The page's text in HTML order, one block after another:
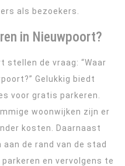
als bezoekers.
in Nieuwpoort?
stellen de vraag: “Waar
Gelukkig biedt
voor gratis parkeren.
woonwijken zijn er
kosten. Daarnaast
de rand van de stad
en vervolgens te